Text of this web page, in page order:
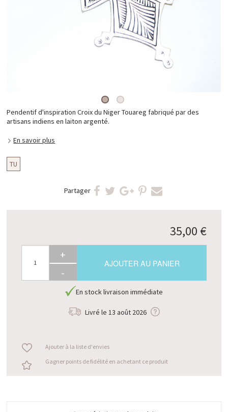
Pendentif d'inspiration Croix du Niger Touareg fabriqué par des
artisans indiens en laiton argenté.
En savoir plus
TU
Partager
35,00 €
+
-
AJOUTER AU PANIER
En stock livraison immédiate
Livré le 13 août 2026
Ajouter à la liste d'envies
Gagner points de fidélité en achetant ce produit